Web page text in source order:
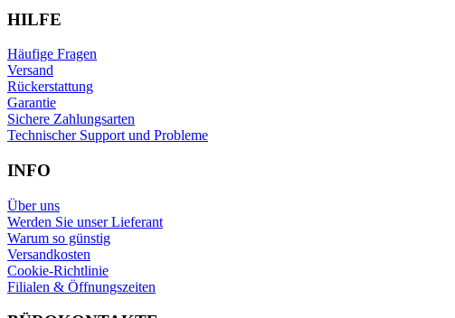
HILFE
Häufige Fragen
Versand
Rückerstattung
Garantie
Sichere Zahlungsarten
Technischer Support und Probleme
INFO
Über uns
Werden Sie unser Lieferant
Warum so günstig
Versandkosten
Cookie-Richtlinie
Filialen & Öffnungszeiten